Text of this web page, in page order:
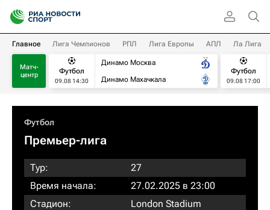
Главное Лига Чемпионов РПЛ Лига Европы АПЛ Ла Лига
Матч-
центр
Футбол
09.08 14:30
Динамо Москва
Динамо Махачкала
Футбол
09.08 17:00
Футбол
Премьер-лига
Тур:
27
Время начала:
27.02.2025 в 23:00
Стадион:
London Stadium